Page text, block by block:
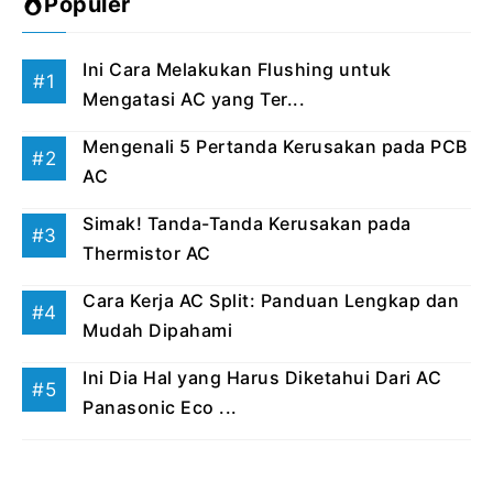
Ini Cara Melakukan Flushing untuk
Mengatasi AC yang Ter...
Mengenali 5 Pertanda Kerusakan pada PCB
AC
Simak! Tanda-Tanda Kerusakan pada
Thermistor AC
Cara Kerja AC Split: Panduan Lengkap dan
Mudah Dipahami
Ini Dia Hal yang Harus Diketahui Dari AC
Panasonic Eco ...